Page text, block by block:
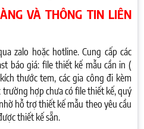
VÀ THÔNG TIN LIÊN
zalo hoặc hotline. Cung cấp các
báo giá: file thiết kế mẫu cần in (
thước tem, các gia công đi kèm
trường hợp chưa có file thiết kế, quý
hỗ trợ thiết kế mẫu theo yêu cầu
thiết kế sẵn.